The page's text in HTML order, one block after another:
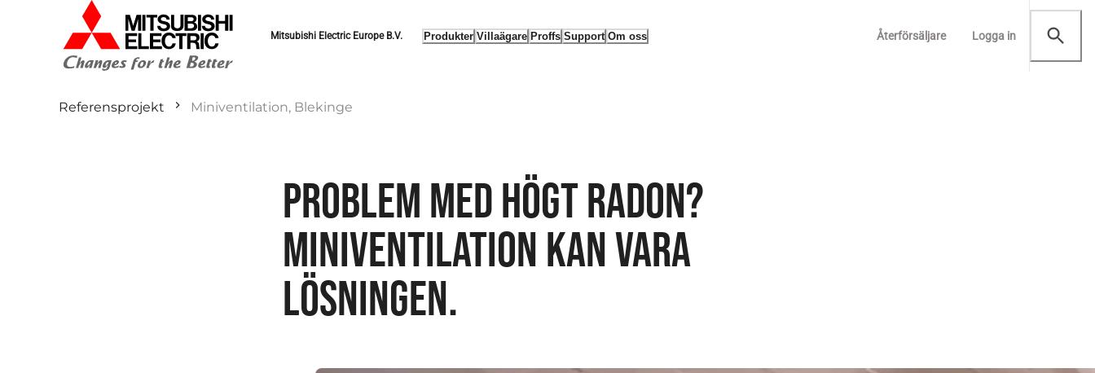
Mitsubishi Electric Europe B.V. Produkter Villaägare Proffs Support Om oss Återförsäljare Logga in
Referensprojekt Miniventilation, Blekinge
PROBLEM MED HÖGT RADON?
MINIVENTILATION KAN VARA
LÖSNINGEN.